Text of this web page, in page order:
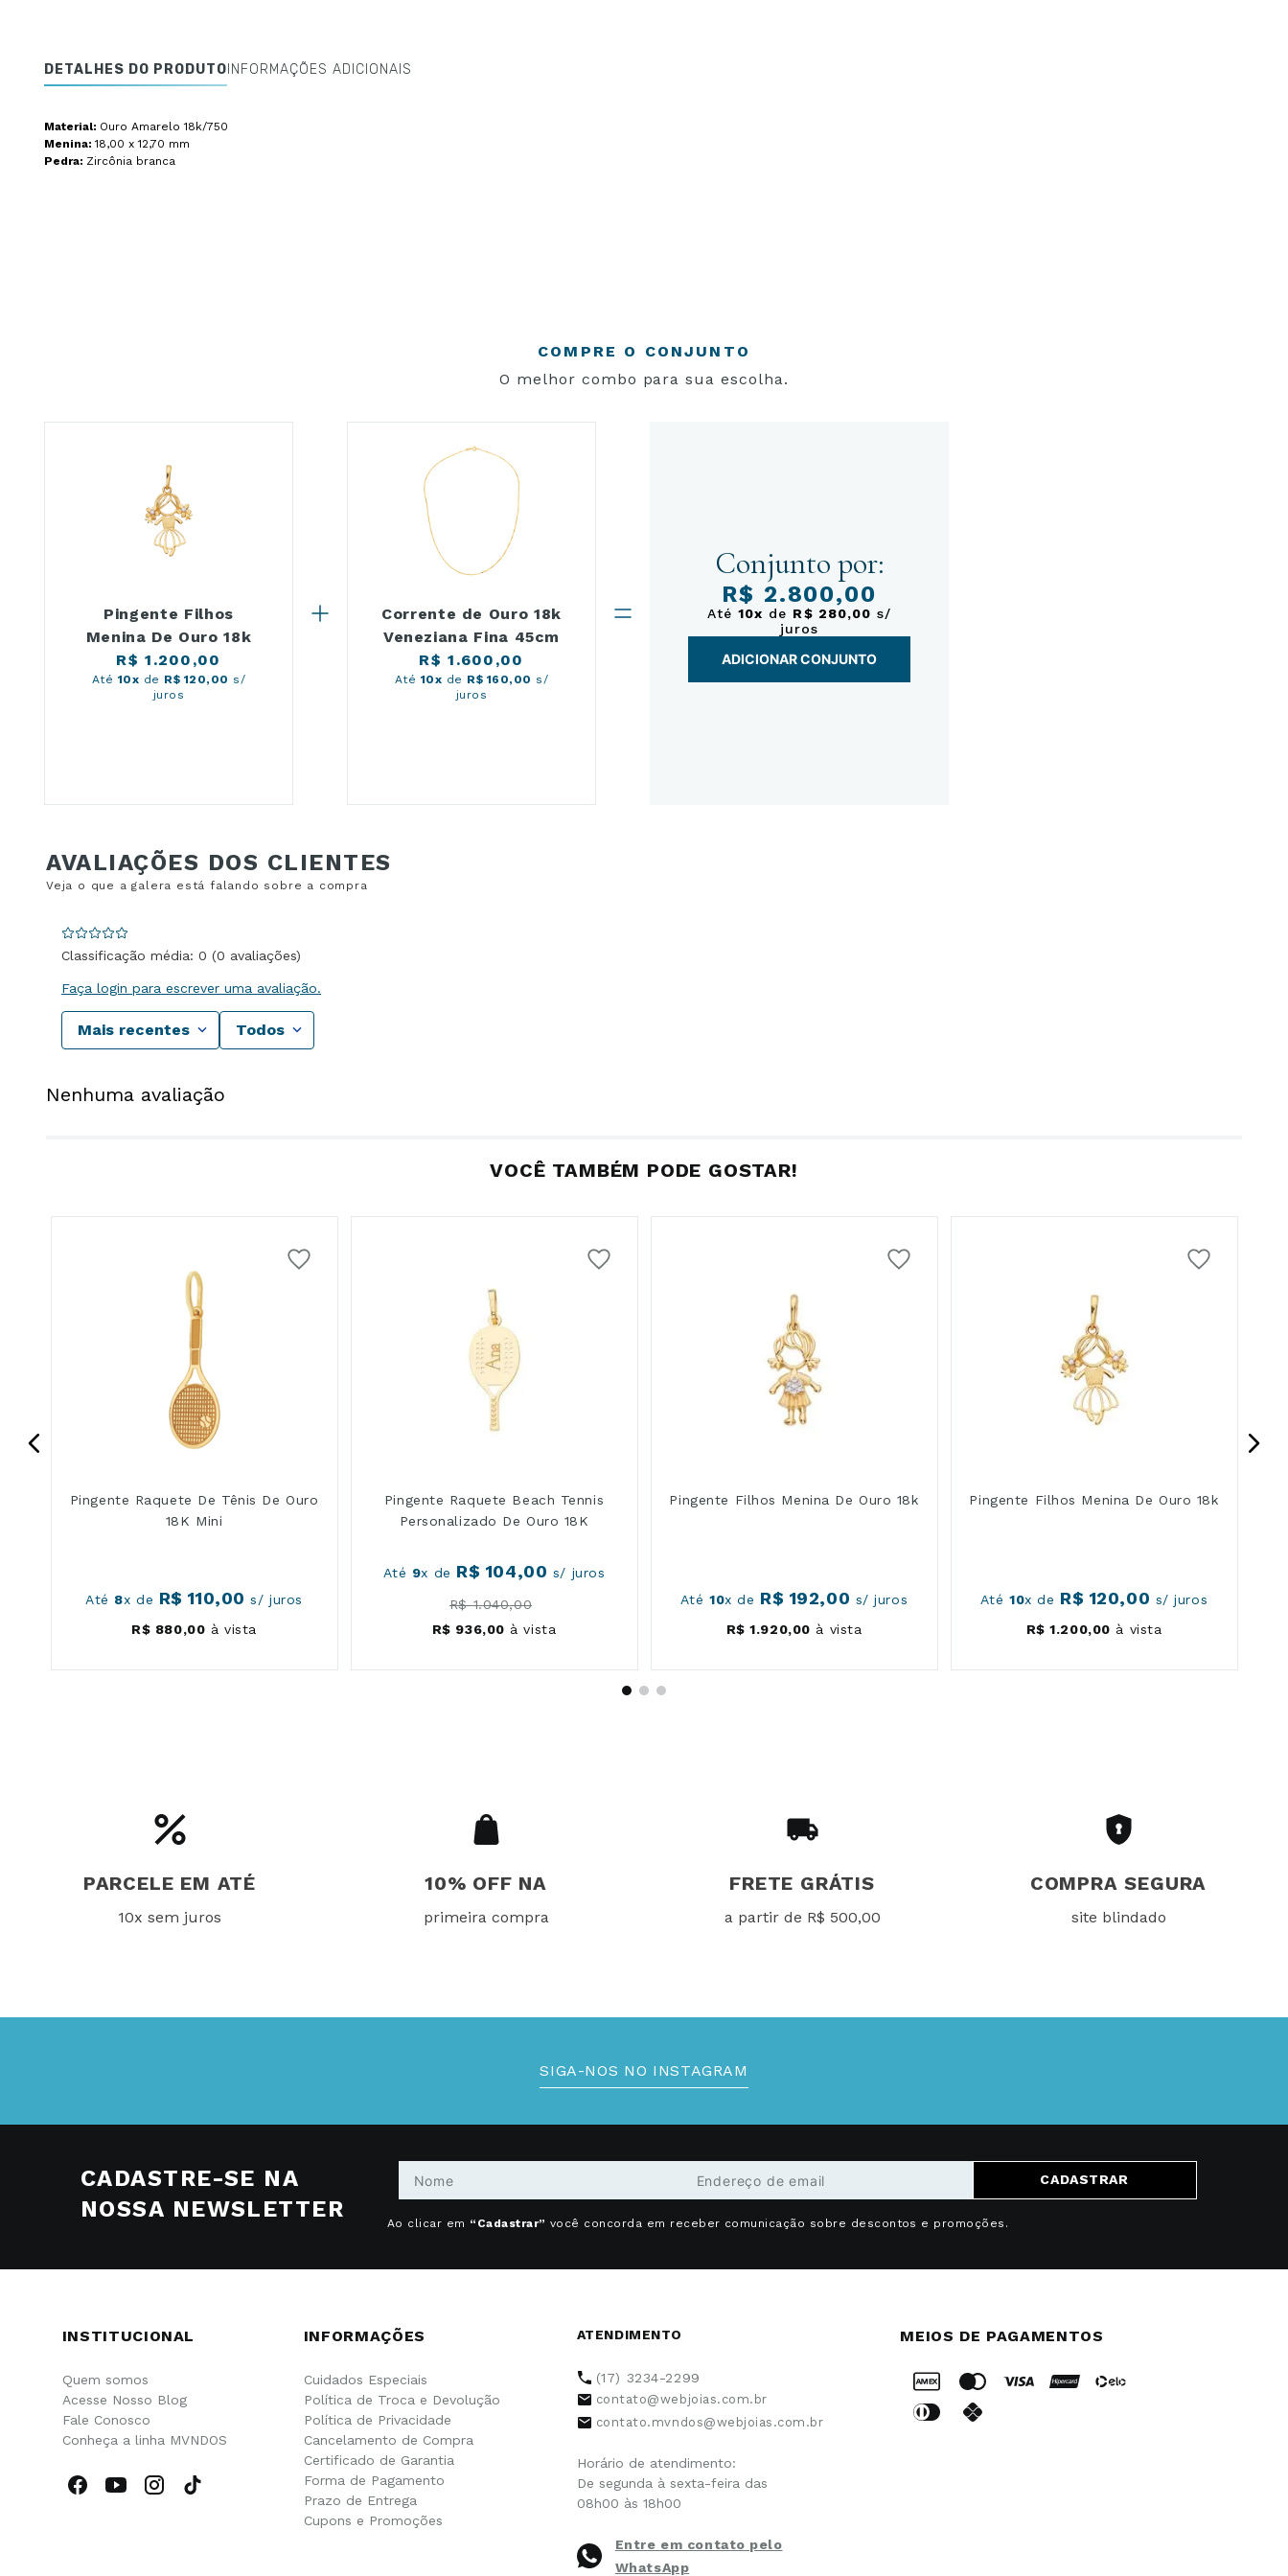
DETALHES DO PRODUTO INFORMAÇÕES ADICIONAIS
Material: Ouro Amarelo 18k/750
Menina:18,00 x 12,70 mm
Pedra: Zircônia branca
COMPRE O CONJUNTO
O melhor combo para sua escolha.
Pingente Filhos
Menina De Ouro 18k
R$ 1.200,00
Até 10x de R$ 120,00 s/
juros
Corrente de Ouro 18k
Veneziana Fina 45cm
R$ 1.600,00
Até 10x de R$ 160,00 s/
juros
Conjunto por:
R$ 2.800,00
Até10x de R$ 280,00 s/
juros
ADICIONAR CONJUNTO
Classificação média: 0 (0 avaliações)
Faça login para escrever uma avaliação.
Mais recentes Todos
Nenhuma avaliação
VOCÊ TAMBÉM PODE GOSTAR!
Pingente Raquete De Tênis De Ouro
18K Mini
Até 8x de R$ 110,00 s/ juros
R$ 880,00 à vista
Pingente Raquete Beach Tennis
Personalizado De Ouro 18K
Até 9x de R$ 104,00 s/ juros
R$ 1.040,00
R$ 936,00 à vista
Pingente Filhos Menina De Ouro 18k
Até10x de R$ 192,00 s/ juros
R$ 1.920,00 à vista
Pingente Filhos Menina De Ouro 18k
Até10x de R$ 120,00 s/ juros
R$ 1.200,00 à vista
PARCELE EM ATÉ
10x sem juros
10% OFF NA
primeira compra
FRETE GRÁTIS
a partir de R$ 500,00
COMPRA SEGURA
site blindado
SIGA-NOS NO INSTAGRAM
CADASTRE-SE NA
NOSSA NEWSLETTER
CADASTRAR
Ao clicar em “Cadastrar” você concorda em receber comunicação sobre descontos e promoções.
INSTITUCIONAL
Quem somos
Acesse Nosso Blog
Fale Conosco
Conheça a linha MVNDOS
INFORMAÇÕES
Cuidados Especiais
Política de Troca e Devolução
Política de Privacidade
Cancelamento de Compra
Certificado de Garantia
Forma de Pagamento
Prazo de Entrega
Cupons e Promoções
ATENDIMENTO
(17) 3234-2299
contato@webjoias.com.br
contato.mvndos@webjoias.com.br
Horário de atendimento:
De segunda à sexta-feira das
08h00 às 18h00
Entre em contato pelo
WhatsApp
MEIOS DE PAGAMENTOS